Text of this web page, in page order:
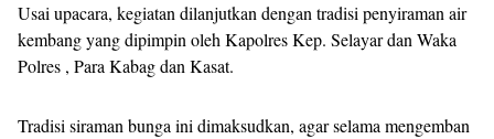
Usai upacara, kegiatan dilanjutkan dengan tradisi penyiraman air
kembang yang dipimpin oleh Kapolres Kep. Selayar dan Waka
Polres , Para Kabag dan Kasat.
Tradisi siraman bunga ini dimaksudkan, agar selama mengemban